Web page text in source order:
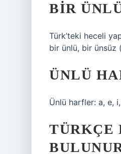
BIR
Türk’teki heceli
bir ünlü, bir ünsüz
ÜNLÜ
Ünlü harfler: a, e,
TÜRKÇE